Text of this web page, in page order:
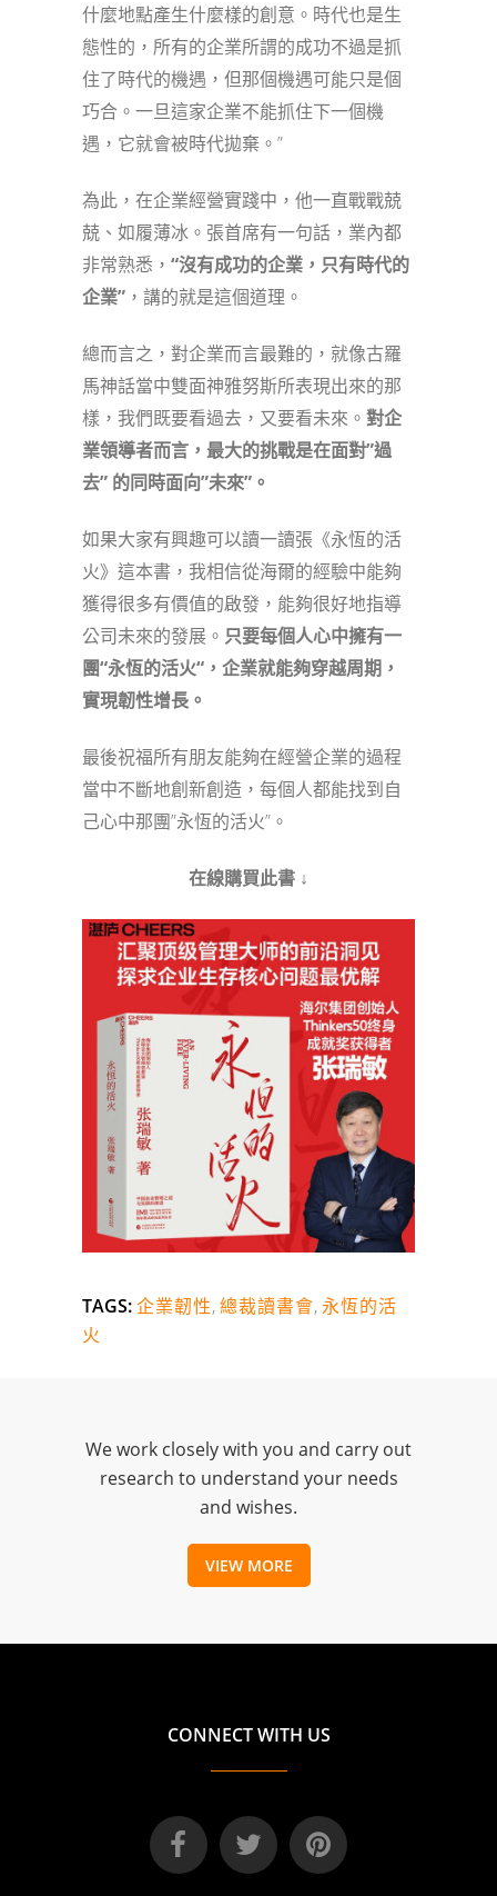
什麼地點產生什麼樣的創意。時代也是生
態性的，所有的企業所謂的成功不過是抓
住了時代的機遇，但那個機遇可能只是個
巧合。一旦這家企業不能抓住下一個機
遇，它就會被時代拋棄。”
為此，在企業經營實踐中，他一直戰戰兢
兢、如履薄冰。張首席有一句話，業內都
非常熟悉， “沒有成功的企業，只有時代的
企業” ，講的就是這個道理。
總而言之，對企業而言最難的，就像古羅
馬神話當中雙面神雅努斯所表現出來的那
樣，我們既要看過去，又要看未來。 對企
業領導者而言，最大的挑戰是在面對”過
去” 的同時面向”未來”。
如果大家有興趣可以讀一讀張《永恆的活
火》這本書，我相信從海爾的經驗中能夠
獲得很多有價值的啟發，能夠很好地指導
公司未來的發展。 只要每個人心中擁有一
團“永恆的活火“ ， 企業就能夠穿越周期，
實現韌性增長。
最後祝福所有朋友能夠在經營企業的過程
當中不斷地創新創造，每個人都能找到自
己心中那團”永恆的活火”。
在線購買此書 ↓
TAGS:企業韌性,總裁讀書會,永恆的活
火
We work closely with you and carry out
research to understand your needs
and wishes.
VIEW MORE
CONNECT WITH US